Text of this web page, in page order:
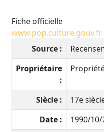
Fiche officielle
www.pop.culture.gouv.fr
Source :
Propriétaire
:
Siècle :
17e
Date :
1990/